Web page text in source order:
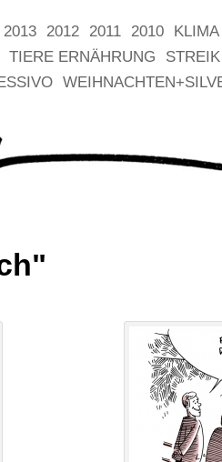
2013 2012 2011 2010 KLIMA
TIERE ERNÄHRUNG STREIK